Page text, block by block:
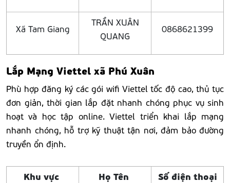
Xã Tam Giang
TRẦN XUÂN
QUANG
0868621399
Lắp Mạng Viettel xã Phú Xuân
Phù hợp đăng ký các gói wifi Viettel tốc độ cao, thủ tục
đơn giản, thời gian lắp đặt nhanh chóng phục vụ sinh
hoạt và học tập online. Viettel triển khai lắp mạng
nhanh chóng, hỗ trợ kỹ thuật tận nơi, đảm bảo đường
truyền ổn định.
Khu vực Họ Tên Số điện thoại